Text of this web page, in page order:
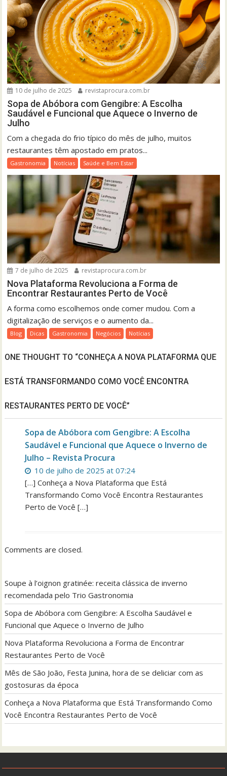
10 de julho de 2025 revistaprocura.com.br
Sopa de Abóbora com Gengibre: A Escolha
Saudável e Funcional que Aquece o Inverno de
Julho
Com a chegada do frio típico do mês de julho, muitos
restaurantes têm apostado em pratos...
Gastronomia Notícias Saúde e Bem Estar
7 de julho de 2025 revistaprocura.com.br
Nova Plataforma Revoluciona a Forma de
Encontrar Restaurantes Perto de Você
A forma como escolhemos onde comer mudou. Com a
digitalização de serviços e o aumento da...
Blog Dicas Gastronomia Negócios Notícias
ONE THOUGHT TO “CONHEÇA A NOVA PLATAFORMA QUE
ESTÁ TRANSFORMANDO COMO VOCÊ ENCONTRA
RESTAURANTES PERTO DE VOCÊ”
Sopa de Abóbora com Gengibre: A Escolha
Saudável e Funcional que Aquece o Inverno de
Julho – Revista Procura
10 de julho de 2025 at 07:24
[…] Conheça a Nova Plataforma que Está
Transformando Como Você Encontra Restaurantes
Perto de Você […]
Comments are closed.
Soupe à l’oignon gratinée: receita clássica de inverno
recomendada pelo Trio Gastronomia
Sopa de Abóbora com Gengibre: A Escolha Saudável e
Funcional que Aquece o Inverno de Julho
Nova Plataforma Revoluciona a Forma de Encontrar
Restaurantes Perto de Você
Mês de São João, Festa Junina, hora de se deliciar com as
gostosuras da época
Conheça a Nova Plataforma que Está Transformando Como
Você Encontra Restaurantes Perto de Você